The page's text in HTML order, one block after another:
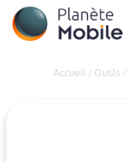
Accueil / Outils /